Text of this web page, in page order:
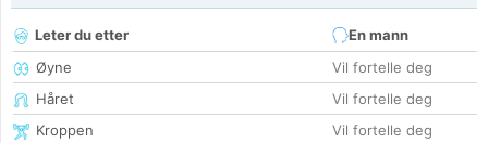
Leter du etter
En mann
Øyne
Vil fortelle deg
Håret
Vil fortelle deg
Kroppen
Vil fortelle deg